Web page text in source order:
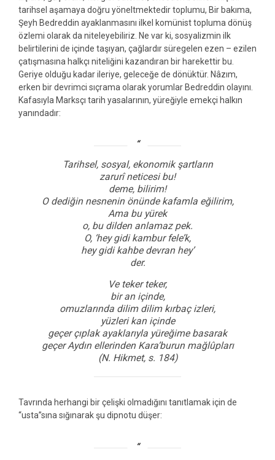
tarihsel aşamaya doğru yöneltmektedir toplumu, Bir bakıma,
Şeyh Bedreddin ayaklanmasını ilkel komünist topluma dönüş
özlemi olarak da niteleyebiliriz. Ne var ki, sosyalizmin ilk
belirtilerini de içinde taşıyan, çağlardır süregelen ezen – ezilen
çatışmasına halkçı niteliğini kazandıran bir harekettir bu.
Geriye olduğu kadar ileriye, geleceğe de dönüktür. Nâzım,
erken bir devrimci sıçrama olarak yorumlar Bedreddin olayını.
Kafasıyla Marksçı tarih yasalarının, yüreğiyle emekçi halkın
yanındadır:
Tarihsel, sosyal, ekonomik şartların
zarurî neticesi bu!
deme, bilirim!
O dediğin nesnenin önünde kafamla eğilirim,
Ama bu yürek
o, bu dilden anlamaz pek.
O, ‘hey gidi kambur fele’k,
hey gidi kahbe devran hey’
der.
Ve teker teker,
bir an içinde,
omuzlarında dilim dilim kırbaç izleri,
yüzleri kan içinde
geçer çıplak ayaklarıyla yüreğime basarak
geçer Aydın ellerinden Kara’burun mağlûpları
(N. Hikmet, s. 184)
Tavrında herhangi bir çelişki olmadığını tanıtlamak için de
“usta”sına sığınarak şu dipnotu düşer: